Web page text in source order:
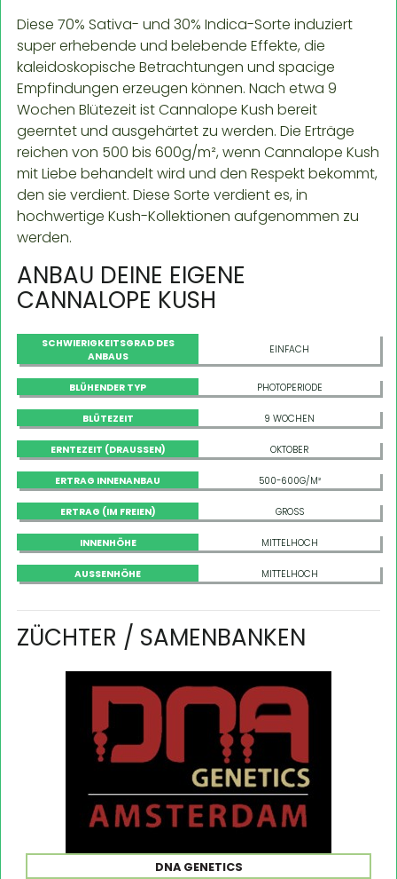
Diese 70% Sativa- und 30% Indica-Sorte induziert
super erhebende und belebende Effekte, die
kaleidoskopische Betrachtungen und spacige
Empfindungen erzeugen können. Nach etwa 9
Wochen Blütezeit ist Cannalope Kush bereit
geerntet und ausgehärtet zu werden. Die Erträge
reichen von 500 bis 600g/m², wenn Cannalope Kush
mit Liebe behandelt wird und den Respekt bekommt,
den sie verdient. Diese Sorte verdient es, in
hochwertige Kush-Kollektionen aufgenommen zu
werden.
ANBAU DEINE EIGENE
CANNALOPE KUSH
SCHWIERIGKEITSGRAD DES
ANBAUS
EINFACH
BLÜHENDER TYP PHOTOPERIODE
BLÜTEZEIT 9 WOCHEN
ERNTEZEIT (DRAUSSEN) OKTOBER
ERTRAG INNENANBAU 500-600G/M²
ERTRAG (IM FREIEN) GROSS
INNENHÖHE MITTELHOCH
AUSSENHÖHE MITTELHOCH
ZÜCHTER / SAMENBANKEN
DNA GENETICS